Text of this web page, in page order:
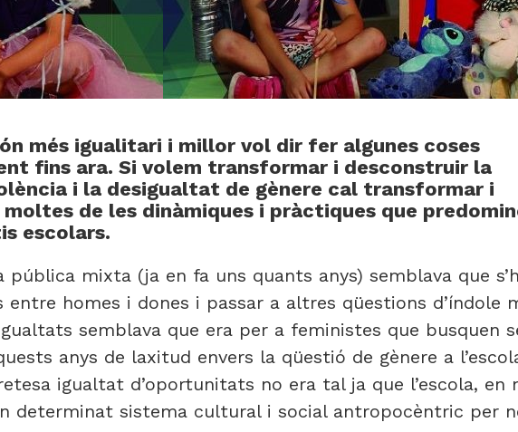
més igualitari i millor vol dir fer algunes coses
fins ara. Si volem transformar i desconstruir la
i la desigualtat de gènere cal transformar i
de les dinàmiques i pràctiques que
escolars.
pública mixta (ja en fa uns quants anys) semblava que
homes i dones i passar a altres qüestions d’índole
semblava que era per a feministes que busquen
anys de laxitud envers la qüestió de gènere a
igualtat d’oportunitats no era tal ja que l’escola, en
determinat sistema cultural i social antropocèntric per